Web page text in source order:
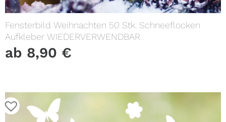
Fensterbild Weihnachten 50 Stk. Schneeflocken
Aufkleber WIEDERVERWENDBAR
ab 8,90 €